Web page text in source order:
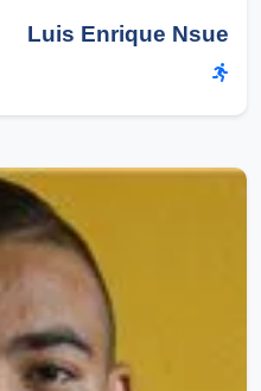
Luis Enrique Nsue